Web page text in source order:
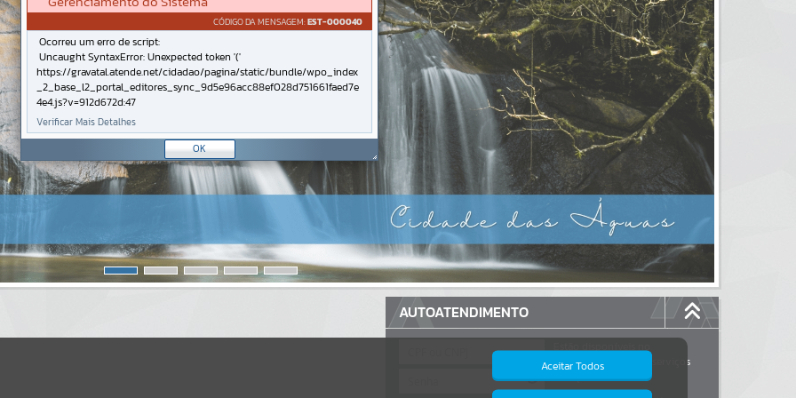
AUTOATENDIMENTO
Estão disponíveis no
autoatendimento
serviços
dos quais...
Aceitar Todos
CÓDIGO DA MENSAGEM:EST-000040
Ocorreu um erro de script:
Uncaught SyntaxError: Unexpected token '('
https://gravatal.atende.net/cidadao/pagina/static/bundle/wpo_index
_2_base_l2_portal_editores_sync_9d5e96acc88ef028d751661faed7e
4e4.js?v=912d672d:47
Verificar Mais Detalhes
OK